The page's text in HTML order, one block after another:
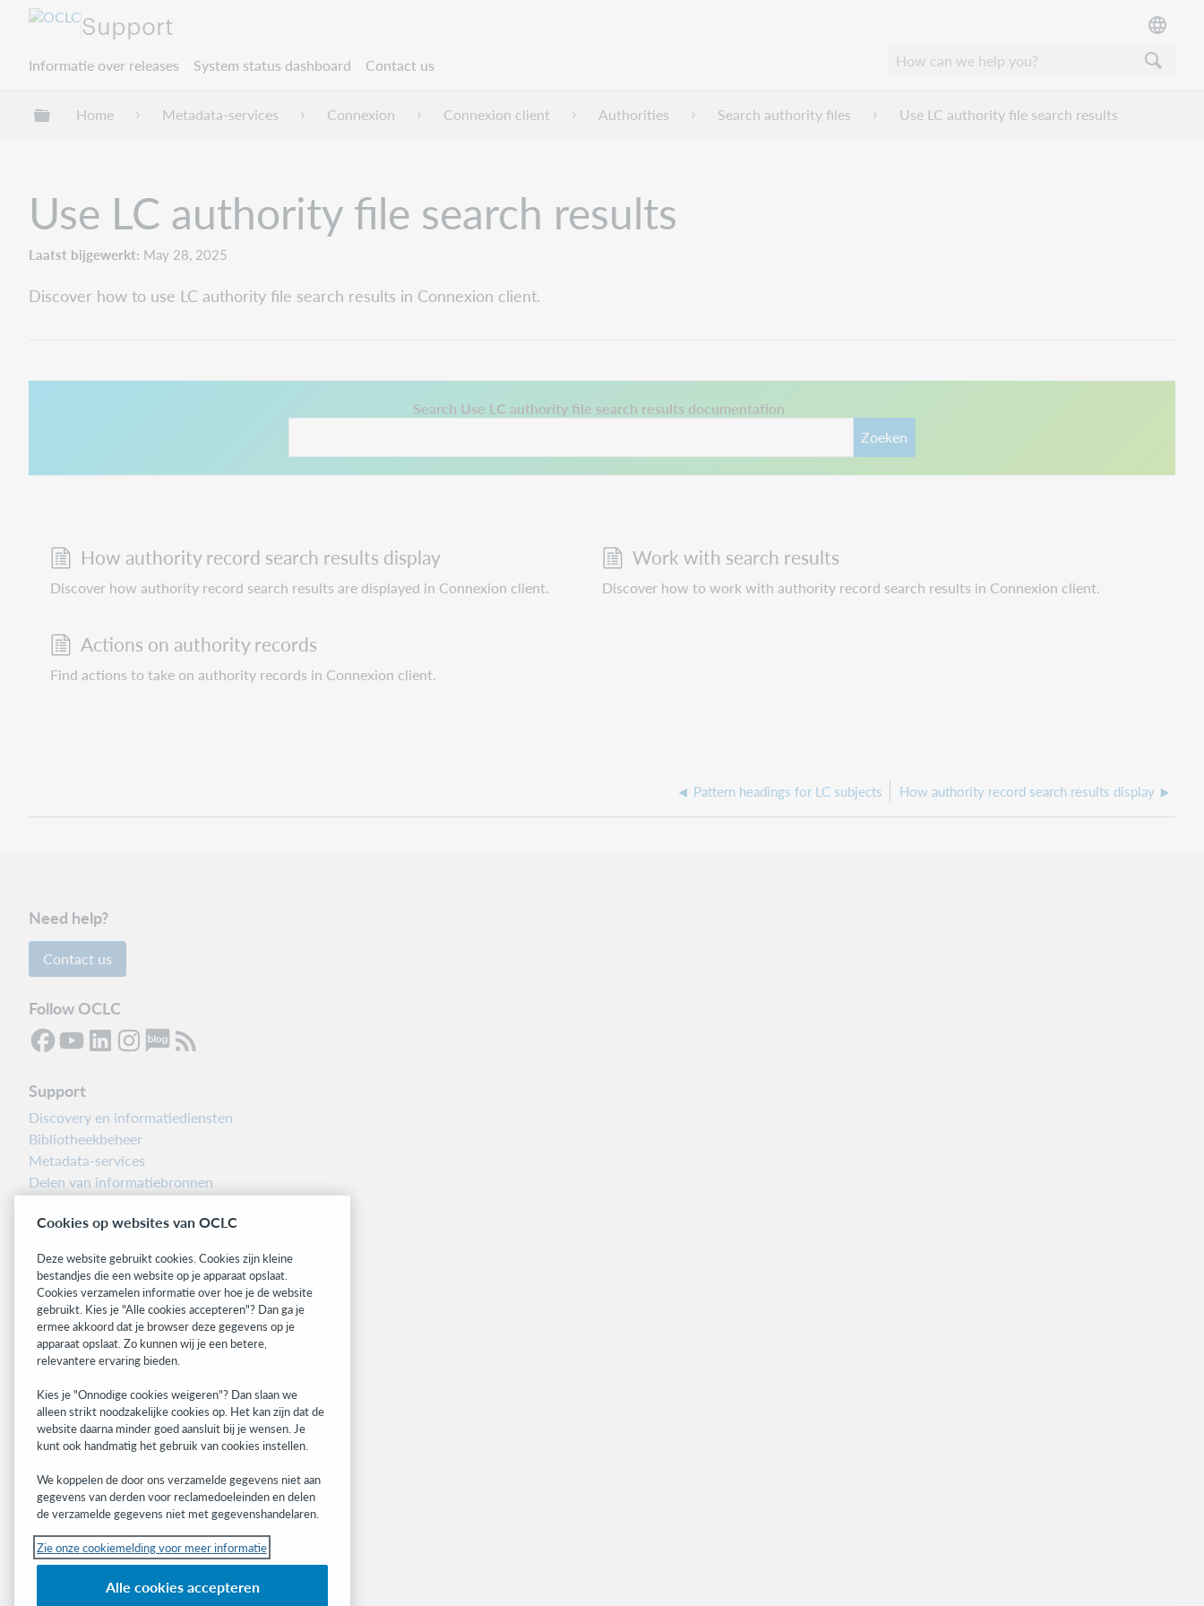
Support
Informatie over releases System status dashboard Contact us
Mondiale hiërarchie uitvouwen / samenvouwen
Home Metadata-services Connexion Connexion client Authorities Search authority files Use LC authority file search results
Use LC authority file search results
Laatst bijgewerkt May 28, 2025
Discover how to use LC authority file search results in Connexion client.
Search Use LC authority file search results documentation
Zoeken
This link opens in a new tab.
How authority record search results display
Discover how authority record search results are displayed in Connexion client.
Work with search results
Discover how to work with authority record search results in Connexion client.
Actions on authority records
Find actions to take on authority records in Connexion client.
Pattern headings for LC subjects How authority record search results display
Need help?
Contact us
Follow OCLC
Support
Discovery en informatiediensten
Bibliotheekbeheer
Metadata-services
Delen van informatiebronnen
Informatie over releases
Related sites
OCLC.org
BibFormats
Community
WebJunction
Developer Network
Get the latest product updates, research,
events, and much more—right to your inbox.
Subscribe now
Cookies op websites van OCLC
Deze website gebruikt cookies. Cookies zijn kleine
bestandjes die een website op je apparaat opslaat.
Cookies verzamelen informatie over hoe je de website
gebruikt. Kies je "Alle cookies accepteren"? Dan ga je
ermee akkoord dat je browser deze gegevens op je
apparaat opslaat. Zo kunnen wij je een betere,
relevantere ervaring bieden.
Kies je "Onnodige cookies weigeren"? Dan slaan we
alleen strikt noodzakelijke cookies op. Het kan zijn dat de
website daarna minder goed aansluit bij je wensen. Je
kunt ook handmatig het gebruik van cookies instellen.
We koppelen de door ons verzamelde gegevens niet aan
gegevens van derden voor reclamedoeleinden en delen
de verzamelde gegevens niet met gegevenshandelaren.
Zie onze cookiemelding voor meer informatie
Alle cookies accepteren